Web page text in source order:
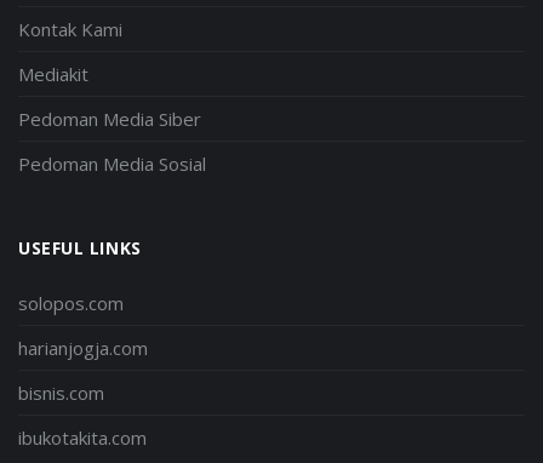
Kontak Kami
Mediakit
Pedoman Media Siber
Pedoman Media Sosial
USEFUL LINKS
solopos.com
harianjogja.com
bisnis.com
ibukotakita.com